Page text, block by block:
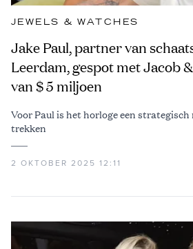
JEWELS & WATCHES
Jake Paul, partner van
Leerdam, gespot met Jacob
van $ 5 miljoen
Voor Paul is het horloge een
trekken
2 OKTOBER 2025 12:11